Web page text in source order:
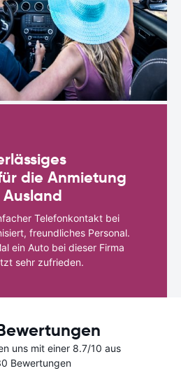
die Anmietung
Telefonkontakt bei
freundliches Personal.
ein Auto bei dieser Firma
sehr zufrieden.
uns mit einer 8.7/10 aus
Bewertungen